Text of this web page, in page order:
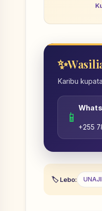
Karibu
📱
+255
Lebo: